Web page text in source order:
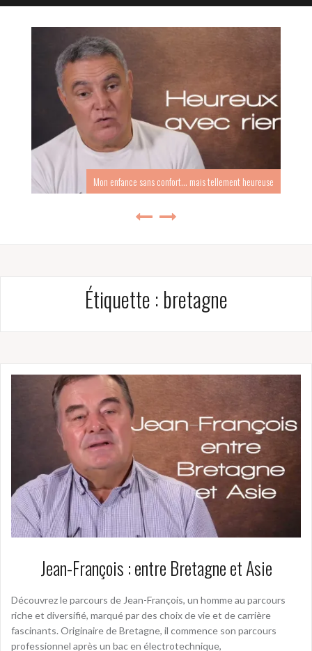
Mon enfance sans confort… mais tellement heureuse
Étiquette : bretagne
Jean-François : entre Bretagne et Asie
Découvrez le parcours de Jean-François, un homme au parcours
riche et diversifié, marqué par des choix de vie et de carrière
fascinants. Originaire de Bretagne, il commence son parcours
professionnel après un bac en électrotechnique,